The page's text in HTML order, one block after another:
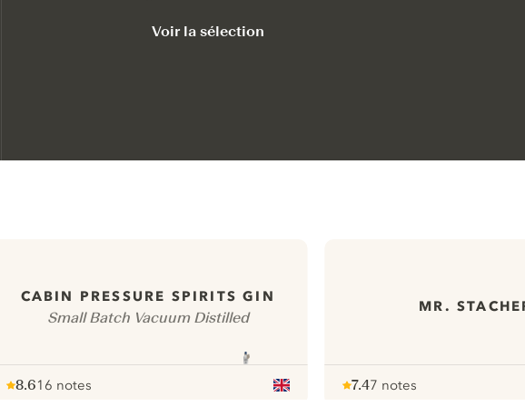
Voir la sélection
CABIN PRESSURE SPIRITS GIN
Small Batch Vacuum Distilled
8.616 notes
MR.
7.47 notes